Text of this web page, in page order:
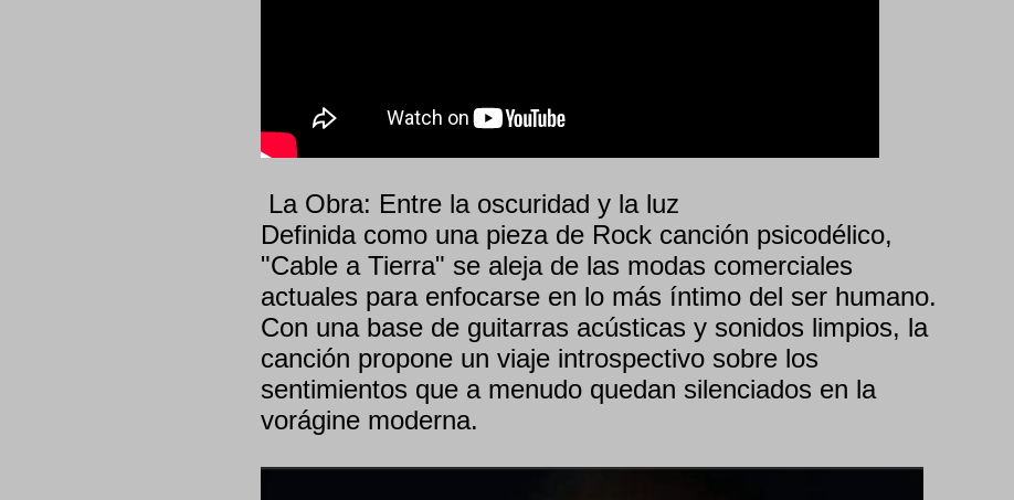
La Obra: Entre la oscuridad y la luz
Definida como una pieza de Rock canción psicodélico,
"Cable a Tierra" se aleja de las modas comerciales
actuales para enfocarse en lo más íntimo del ser humano.
Con una base de guitarras acústicas y sonidos limpios, la
canción propone un viaje introspectivo sobre los
sentimientos que a menudo quedan silenciados en la
vorágine moderna.